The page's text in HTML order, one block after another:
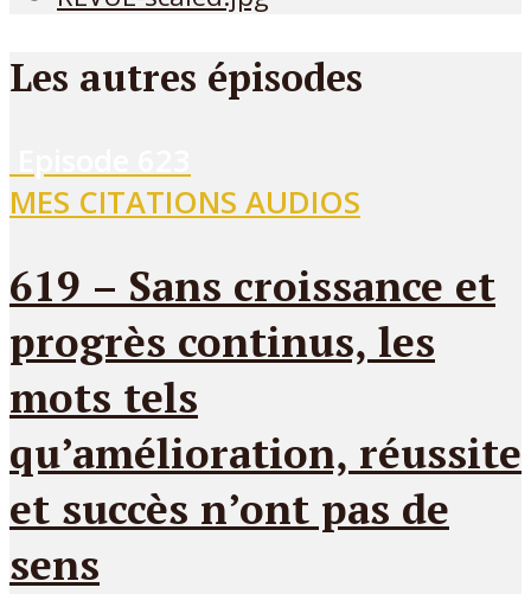
Les autres épisodes
MES CITATIONS AUDIOS
619 – Sans croissance et
progrès continus, les
mots tels
qu’amélioration, réussite
et succès n’ont pas de
sens